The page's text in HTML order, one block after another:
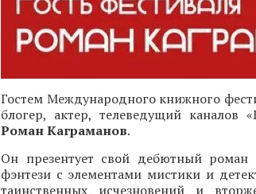
Гостем Международного книжного
блогер, актер, телеведущий каналов
Роман Каграманов.
Он презентует свой дебютный
фэнтези с элементами мистики и
таинственных исчезновений и